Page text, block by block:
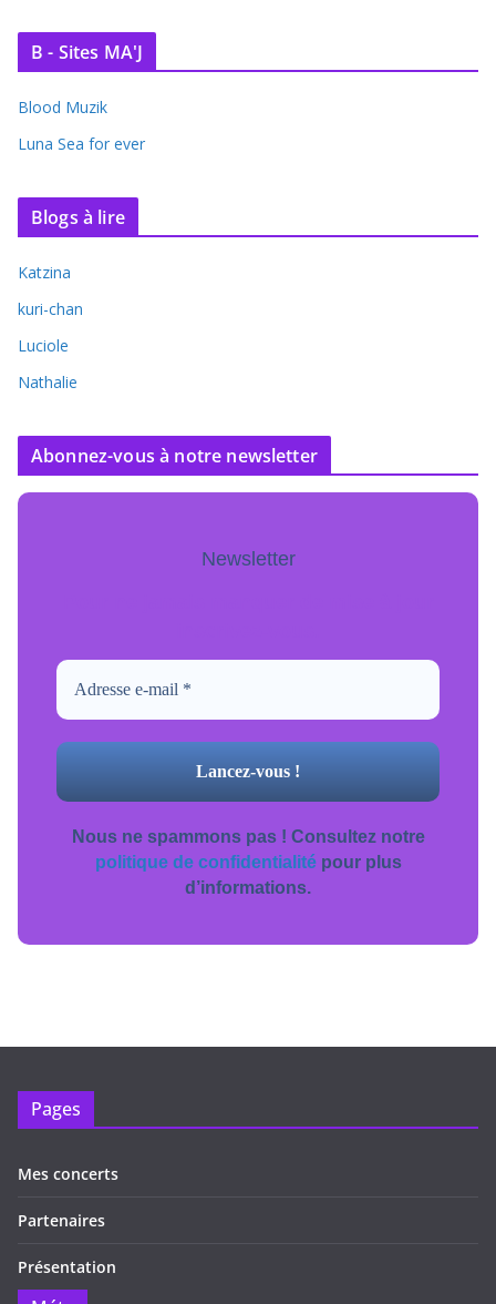
B - Sites MA'J
Blood Muzik
Luna Sea for ever
Blogs à lire
Katzina
kuri-chan
Luciole
Nathalie
Abonnez-vous à notre newsletter
Newsletter
Nous ne spammons pas ! Consultez notre
politique de confidentialitépour plus
d’informations.
Pages
Mes concerts
Partenaires
Présentation